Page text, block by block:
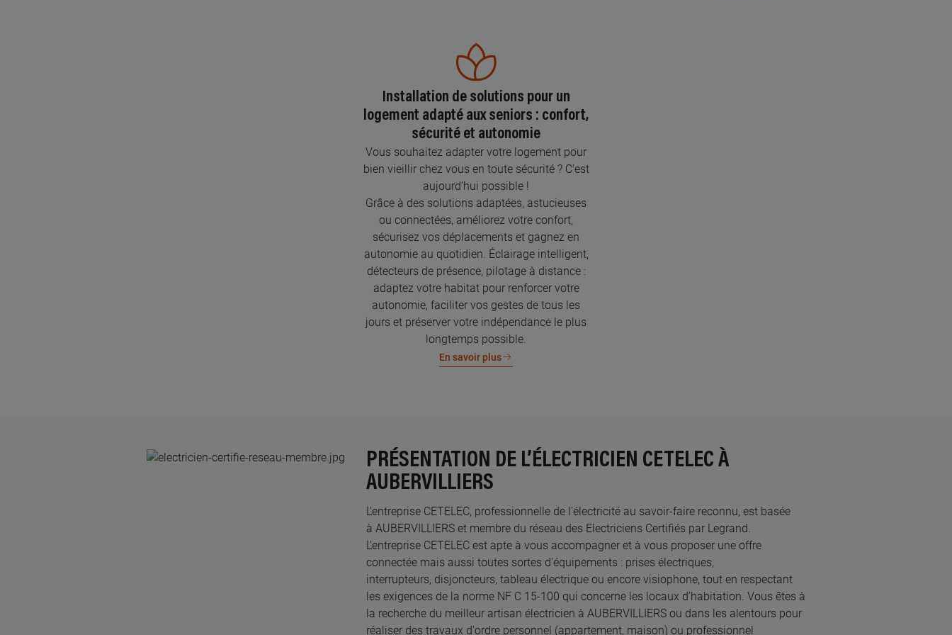
Installation de solutions pour un
logement adapté aux seniors : confort,
sécurité et autonomie
Vous souhaitez adapter votre logement pour
bien vieillir chez vous en toute sécurité ? C’est
aujourd’hui possible !
Grâce à des solutions adaptées, astucieuses
ou connectées, améliorez votre confort,
sécurisez vos déplacements et gagnez en
autonomie au quotidien. Éclairage intelligent,
détecteurs de présence, pilotage à distance :
adaptez votre habitat pour renforcer votre
autonomie, faciliter vos gestes de tous les
jours et préserver votre indépendance le plus
longtemps possible.
En savoir plus
PRÉSENTATION DE L’ÉLECTRICIEN CETELEC À
AUBERVILLIERS
L’entreprise CETELEC, professionnelle de l’électricité au savoir-faire reconnu, est basée
à AUBERVILLIERS et membre du réseau des Electriciens Certifiés par Legrand.​
L’entreprise CETELEC est apte à vous accompagner et à vous proposer une offre
connectée mais aussi toutes sortes d'équipements : prises électriques,
interrupteurs, disjoncteurs, tableau électrique ou encore visiophone, tout en respectant
les exigences de la norme NF C 15-100 qui concerne les locaux d’habitation. Vous êtes à
la recherche du meilleur artisan électricien à AUBERVILLIERS ou dans les alentours pour
réaliser des travaux d'ordre personnel (appartement, maison) ou professionnel